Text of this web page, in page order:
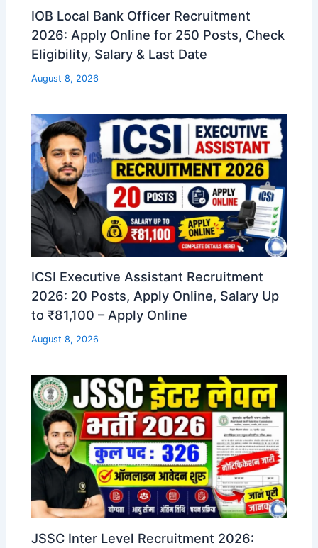
IOB Local Bank Officer Recruitment
2026: Apply Online for 250 Posts, Check
Eligibility, Salary & Last Date
August 8, 2026
ICSI Executive Assistant Recruitment
2026: 20 Posts, Apply Online, Salary Up
to ₹81,100 – Apply Online
August 8, 2026
JSSC Inter Level Recruitment 2026: